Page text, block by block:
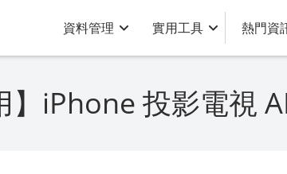
資料管理 實用工具 熱門資
】iPhone 投影電視